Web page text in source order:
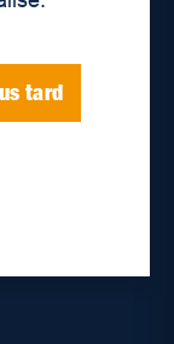
tard